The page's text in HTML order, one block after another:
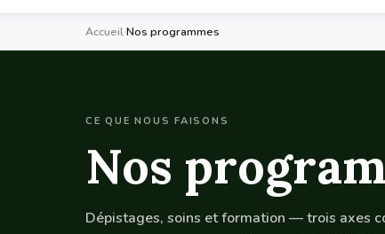
AccueilNos programmes
CE QUE NOUS FAISONS
Nos
Dépistages, soins et formation — trois axes